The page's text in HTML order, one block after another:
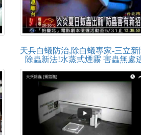
天兵白蟻防治,除白蟻專家-三立新
除蟲新法!水蒸式煙霧 害蟲無處